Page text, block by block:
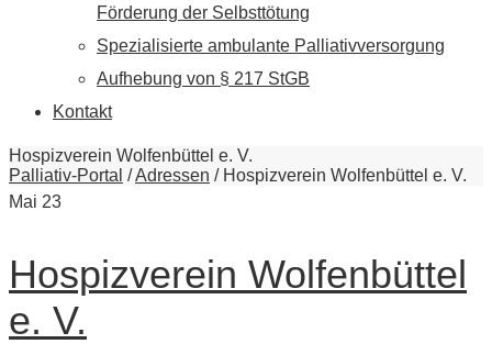
Förderung der Selbsttötung
Spezialisierte ambulante Palliativversorgung
Aufhebung von § 217 StGB
Kontakt
Hospizverein Wolfenbüttel e. V.
Palliativ-Portal /Adressen / Hospizverein Wolfenbüttel e. V.
Mai 23
Hospizverein Wolfenbüttel
e. V.